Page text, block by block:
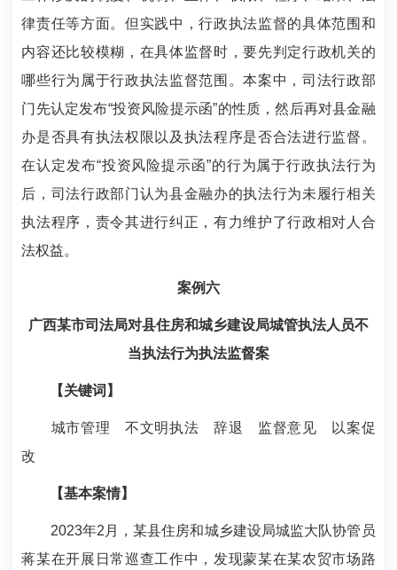
律责任等方面。但实践中，行政执法监督的具体范围和
内容还比较模糊，在具体监督时，要先判定行政机关的
哪些行为属于行政执法监督范围。本案中，司法行政部
门先认定发布“投资风险提示函”的性质，然后再对县金融
办是否具有执法权限以及执法程序是否合法进行监督。
在认定发布“投资风险提示函”的行为属于行政执法行为
后，司法行政部门认为县金融办的执法行为未履行相关
执法程序，责令其进行纠正，有力维护了行政相对人合
法权益。
案例六
广西某市司法局对县住房和城乡建设局城管执法人员不
当执法行为执法监督案
【关键词】
城市管理 不文明执法 辞退 监督意见 以案促
改
【基本案情】
2023年2月，某县住房和城乡建设局城监大队协管员
蒋某在开展日常巡查工作中，发现蒙某在某农贸市场路